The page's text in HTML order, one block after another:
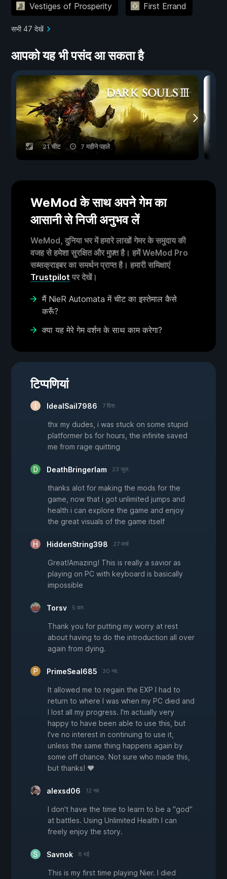
Vestiges of Prosperity First Errand
सभी 47 देखें
आपको यह भी पसंद आ सकता है
21 चीट 7 महीने पहले
WeMod के साथ अपने गेम का
आसानी से निजी अनुभव लें
WeMod, दुनिया भर में हमारे लाखों गेमर के समुदाय की
वजह से हमेशा सुरक्षित और मुफ़्त है। हमें WeMod Pro
सब्सक्राइबर का समर्थन प्राप्त है। हमारी समिक्षाएं
Trustpilot पर देखें।
मैं NieR Automata में चीट का इस्तेमाल कैसे
करूँ?
क्या यह मेरे गेम वर्शन के साथ काम करेगा?
टिप्पणियां
IdealSail7986 7 दिस.
thx my dudes, i was stuck on some stupid
platformer bs for hours, the infinite saved
me from rage quitting
DeathBringerIam 23 जुल.
thanks alot for making the mods for the
game, now that i got unlimited jumps and
health i can explore the game and enjoy
the great visuals of the game itself
HiddenString398 27 मार्च
Great!Amazing! This is really a savior as
playing on PC with keyboard is basically
impossible
Torsv 5 फ़र.
Thank you for putting my worry at rest
about having to do the introduction all over
again from dying.
PrimeSeal685 30 नव.
It allowed me to regain the EXP I had to
return to where I was when my PC died and
I lost all my progress. I'm actually very
happy to have been able to use this, but
I've no interest in continuing to use it,
unless the same thing happens again by
some off chance. Not sure who made this,
but thanks! ♥
alexsd06 12 नव.
I don't have the time to learn to be a "god"
at battles. Using Unlimited Health I can
freely enjoy the story.
Savnok 8 मई
This is my first time playing Nier. I died